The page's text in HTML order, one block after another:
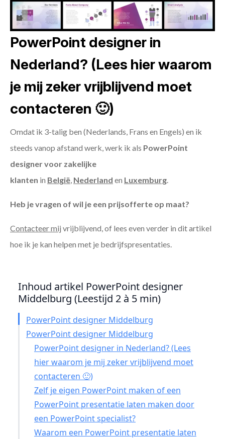
PowerPoint designer in
Nederland? (Lees hier waarom
je mij zeker vrijblijvend moet
contacteren 🙂)
Omdat ik 3-talig ben (Nederlands, Frans en Engels) en ik
steeds vanop afstand werk, werk ik als PowerPoint
designer voor zakelijke
klanten in België, Nederland en Luxemburg.
Heb je vragen of wil je een prijsofferte op maat?
Contacteer mij vrijblijvend, of lees even verder in dit artikel
hoe ik je kan helpen met je bedrijfspresentaties.
Inhoud artikel PowerPoint designer
Middelburg (Leestijd 2 à 5 min)
PowerPoint designer Middelburg
PowerPoint designer Middelburg
PowerPoint designer in Nederland? (Lees
hier waarom je mij zeker vrijblijvend moet
contacteren 🙂)
Zelf je eigen PowerPoint maken of een
PowerPoint presentatie laten maken door
een PowerPoint specialist?
Waarom een PowerPoint presentatie laten